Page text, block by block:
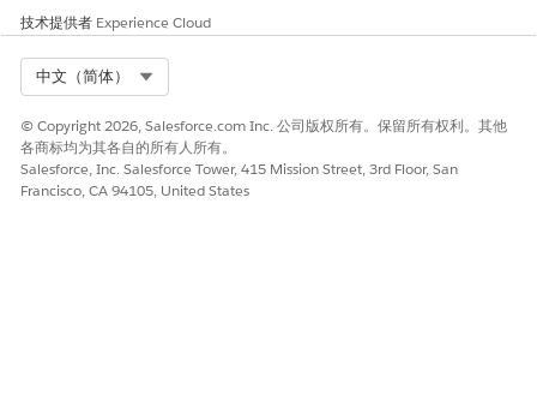
技术提供者 Experience Cloud
中文（简体）
© Copyright 2026, Salesforce.com Inc. 公司版权所有。保留所有权利。其他
各商标均为其各自的所有人所有。
Salesforce, Inc. Salesforce Tower, 415 Mission Street, 3rd Floor, San
Francisco, CA 94105, United States